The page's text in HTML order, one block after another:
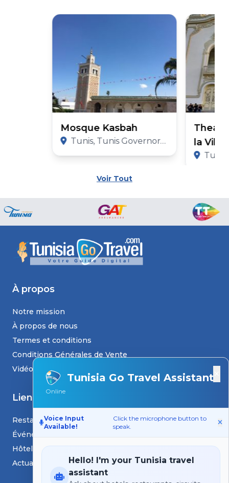
Mosque Kasbah
Tunis, Tunis Governorate
la Ville
Tunis,
Voir Tout
Tunisia Go Travel Assistant
Online
Voice Input
Available!
Click the microphone button to
speak.
Hello! I'm your Tunisia travel
assistant
À propos
Notre mission
À propos de nous
Termes et conditions
Conditions Générales de Vente
Vidéos
Liens
Restaurants
Événements
Hôtels
Actualités et blogs